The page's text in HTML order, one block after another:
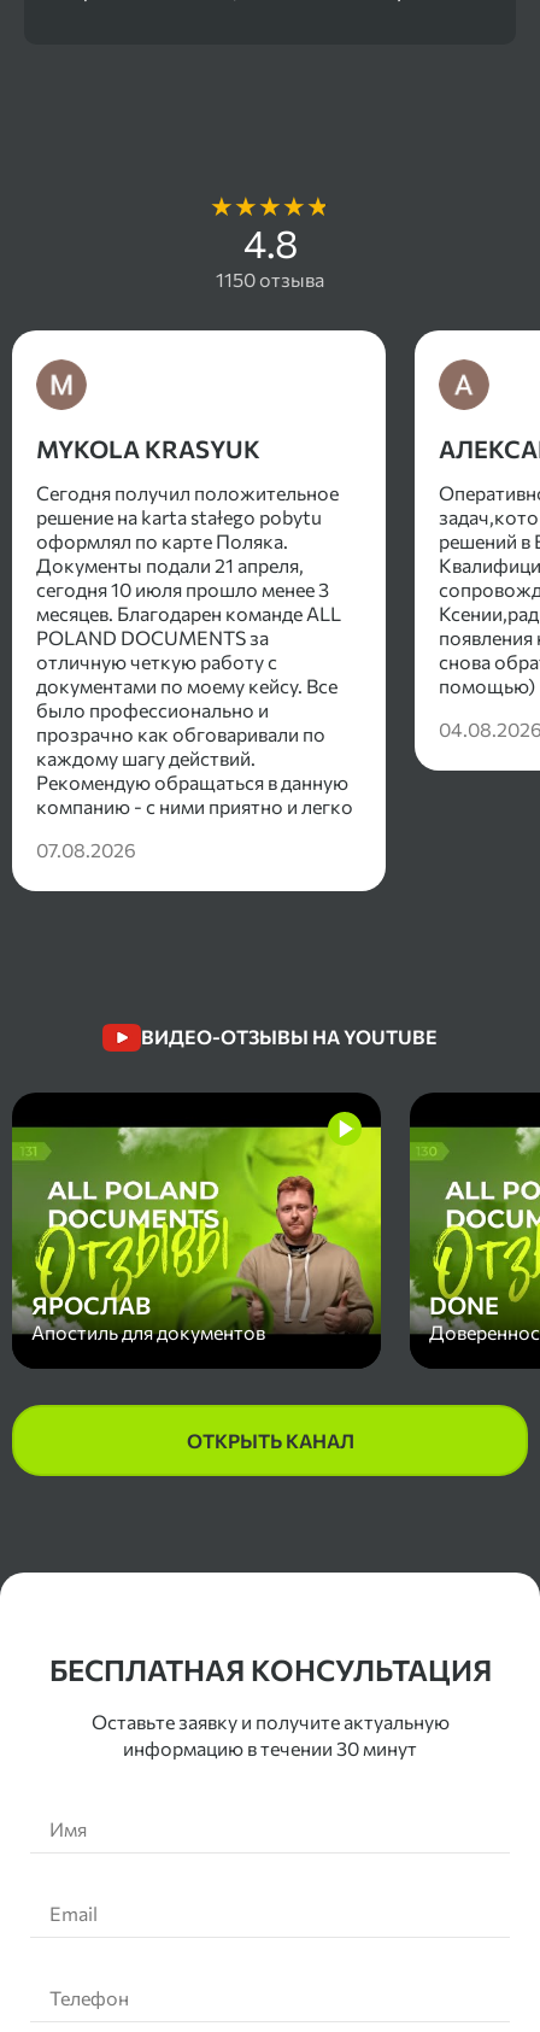
Отзывы наших клиентов
4.8
1150 отзыва
MYKOLA KRASYUK
Сегодня получил положительное
решение на karta stałego pobytu
оформлял по карте Поляка.
Документы подали 21 апреля,
сегодня 10 июля прошло менее 3
месяцев. Благодарен команде ALL
POLAND DOCUMENTS за
отличную четкую работу с
документами по моему кейсу. Все
было профессионально и
прозрачно как обговаривали по
каждому шагу действий.
Рекомендую обращаться в данную
компанию - с ними приятно и легко
положительный результат.
07.08.2026
решений в
снова
помощью)
ВИДЕО-ОТЗЫВЫ НА YOUTUBE
ЯРОСЛАВ
Апостиль для документов
DONE
ОТКРЫТЬ КАНАЛ
Контакты
БЕСПЛАТНАЯ КОНСУЛЬТАЦИЯ
Оставьте заявку и получите актуальную
информацию в течении 30 минут